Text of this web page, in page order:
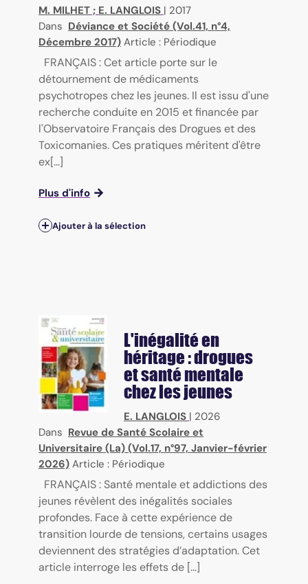
M. MILHET ; E. LANGLOIS | 2017
Dans Déviance et Société (Vol.41, n°4,
Décembre 2017) Article : Périodique
FRANÇAIS : Cet article porte sur le
détournement de médicaments
psychotropes chez les jeunes. Il est issu d'une
recherche conduite en 2015 et financée par
l'Observatoire Français des Drogues et des
Toxicomanies. Ces pratiques méritent d'être
ex[...]
Plus d'info
Ajouter à la sélection
L'inégalité en
héritage : drogues
et santé mentale
chez les jeunes
E. LANGLOIS | 2026
Dans Revue de Santé Scolaire et
Universitaire (La) (Vol.17, n°97, Janvier-février
2026) Article : Périodique
FRANÇAIS : Santé mentale et addictions des
jeunes révèlent des inégalités sociales
profondes. Face à cette expérience de
transition lourde de tensions, certains usages
deviennent des stratégies d’adaptation. Cet
article interroge les effets de [...]